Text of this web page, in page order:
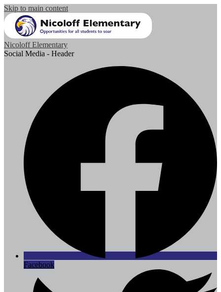
Skip to main content
Nicoloff Elementary
Social Media - Header
Facebook